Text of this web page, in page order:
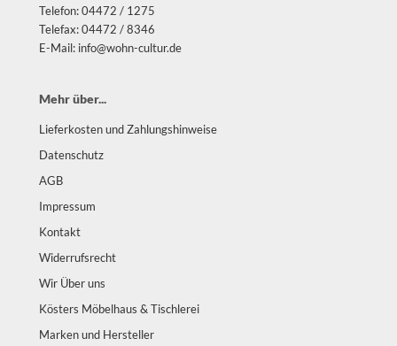
Telefon: 04472 / 1275
Telefax: 04472 / 8346
E-Mail: info@wohn-cultur.de
Mehr über...
Lieferkosten und Zahlungshinweise
Datenschutz
AGB
Impressum
Kontakt
Widerrufsrecht
Wir Über uns
Kösters Möbelhaus & Tischlerei
Marken und Hersteller